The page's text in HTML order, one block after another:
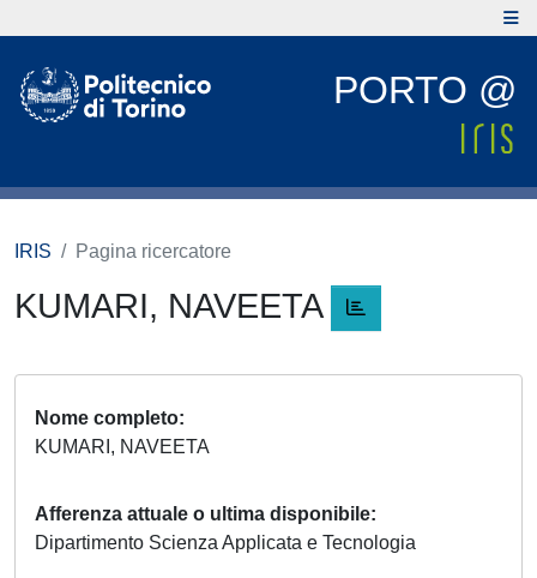
PORTO @
IRIS Pagina ricercatore
KUMARI, NAVEETA
Nome completo
KUMARI, NAVEETA
Afferenza attuale o ultima disponibile
Dipartimento Scienza Applicata e Tecnologia